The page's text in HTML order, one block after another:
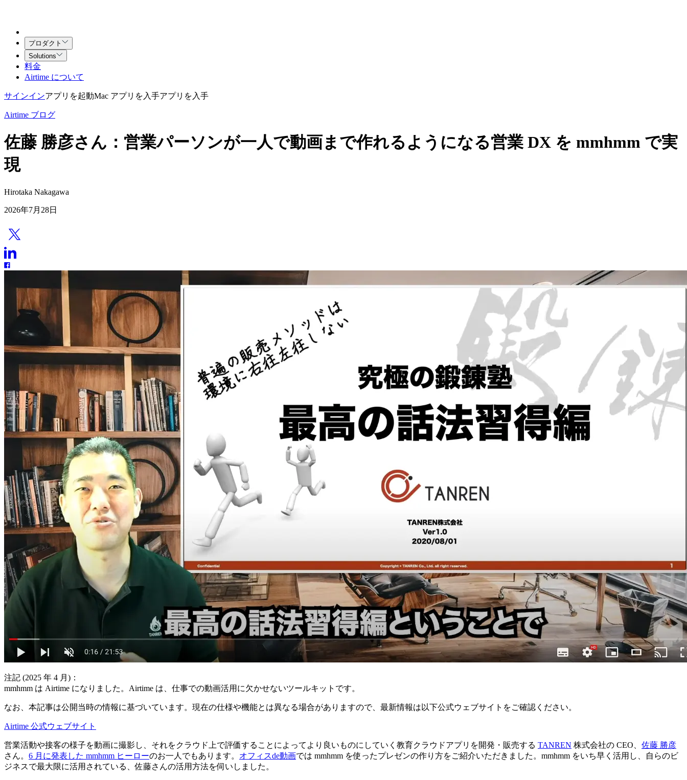
プロダクト
Solutions
料金
Airtime について
サインインアプリを起動Mac アプリを入手アプリを入手
Airtime ブログ
佐藤 勝彦さん：営業パーソンが一人で動画まで作れるようになる営業 DX を mmhmm で実
現
Hirotaka Nakagawa
2026年7月28日
注記 (2025 年 4 月)：
mmhmm は Airtime になりました。Airtime は、仕事での動画活用に欠かせないツールキットです。
なお、本記事は公開当時の情報に基づいています。現在の仕様や機能とは異なる場合がありますので、最新情報は以下公式ウェブサイトをご確認ください。
Airtime 公式ウェブサイト
営業活動や接客の様子を動画に撮影し、それをクラウド上で評価することによってより良いものにしていく教育クラウドアプリを開発・販売する TANREN 株式会社の CEO、 佐藤 勝彦
さん。 6 月に発表した mmhmm ヒーローのお一人でもあります。 オフィスde動画では mmhmm を使ったプレゼンの作り方をご紹介いただきました。mmhmm をいち早く活用し、自らのビ
ジネスで最大限に活用されている、佐藤さんの活用方法を伺いしました。